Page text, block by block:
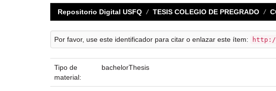
Repositorio Digital USFQ TESIS COLEGIO DE PREGRADO
Por favor, use este identificador para citar o enlazar este ítem:
Tipo de
material:
bachelorThesis